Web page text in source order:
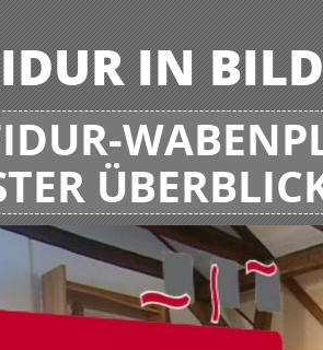
IN